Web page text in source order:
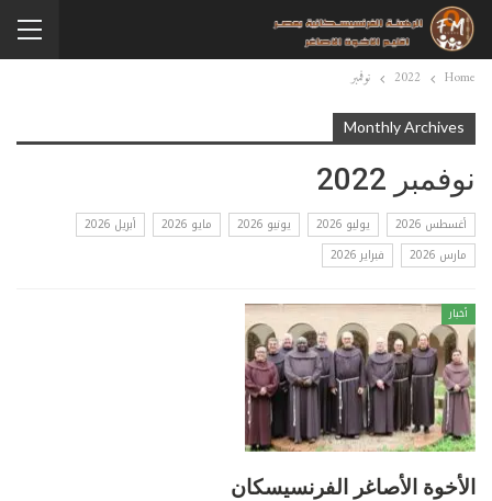
Home
2022 نوفمبر
Monthly Archives
نوفمبر 2022
أغسطس 2026 يوليو 2026 يونيو 2026 مايو 2026
أبريل 2026
مارس 2026
فبراير 2026
أخبار
الأخوة الأصاغر الفرنسيسكان